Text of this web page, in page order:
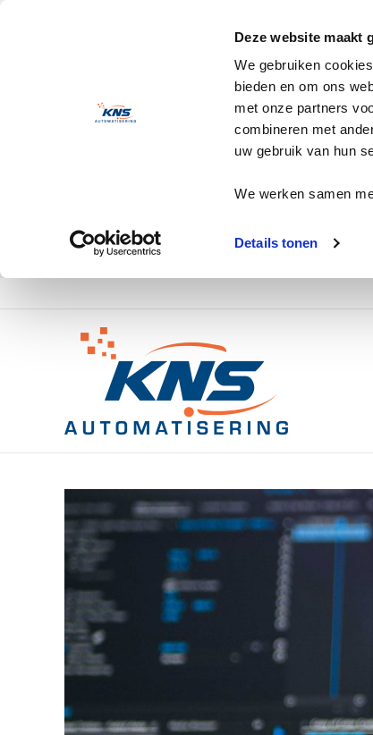
Deze website maakt
We gebruiken
bieden en om ons
met onze partners
combineren met
uw gebruik van hun
We werken samen
Details tonen